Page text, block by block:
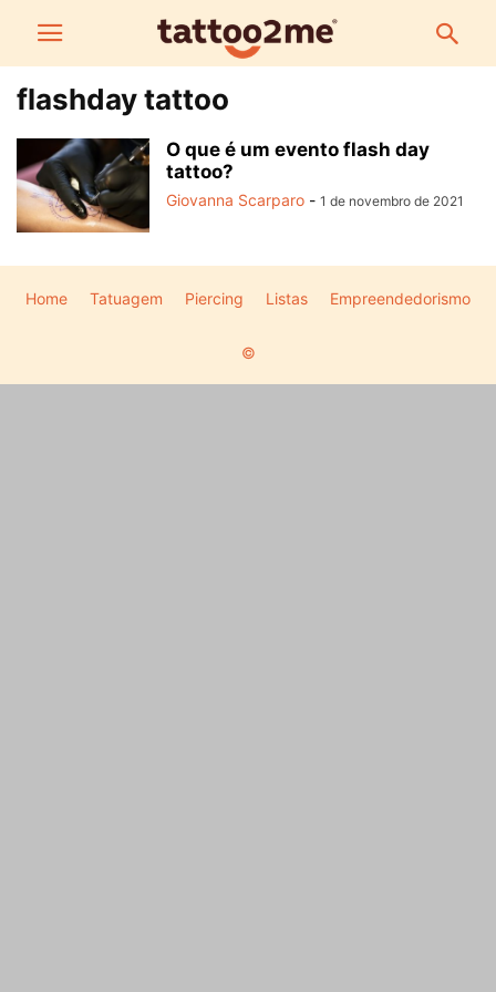
flashday tattoo
O que é um evento flash day
tattoo?
Giovanna Scarparo - 1 de novembro de 2021
Home Tatuagem Piercing Listas Empreendedorismo
©